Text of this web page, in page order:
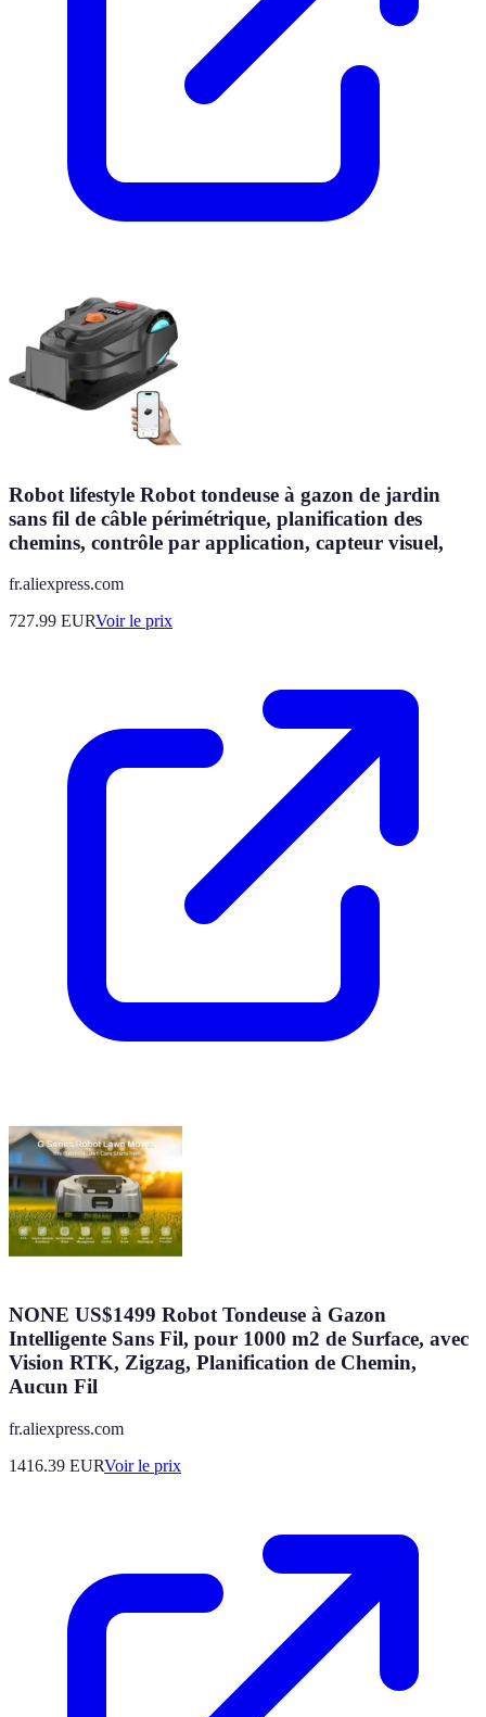
Robot lifestyle Robot tondeuse à gazon de jardin
sans fil de câble périmétrique, planification des
chemins, contrôle par application, capteur visuel,
fr.aliexpress.com
727.99 EURVoir le prix
NONE US$1499 Robot Tondeuse à Gazon
Intelligente Sans Fil, pour 1000 m2 de Surface, avec
Vision RTK, Zigzag, Planification de Chemin,
Aucun Fil
fr.aliexpress.com
1416.39 EURVoir le prix